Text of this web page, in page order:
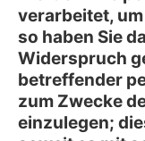
verarbeitet,
so haben Sie
Widerspruch
betreffender
zum Zwecke
einzulegen;